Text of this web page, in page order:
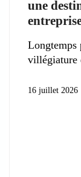
une
Longtemps
villégiature
16 juillet 2026